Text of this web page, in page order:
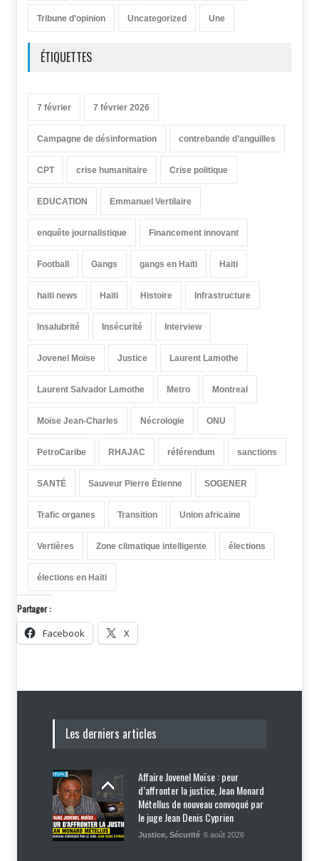
Tribune d’opinion Uncategorized Une
ÉTIQUETTES
7 février 7 février 2026
Campagne de désinformation contrebande d’anguilles
CPT crise humanitaire Crise politique
EDUCATION Emmanuel Vertilaire
enquête journalistique Financement innovant
Football Gangs gangs en Haïti Haiti
haiti news Haïti Histoire Infrastructure
Insalubrité Insécurité Interview
Jovenel Moïse Justice Laurent Lamothe
Laurent Salvador Lamothe Metro Montreal
Moïse Jean-Charles Nécrologie ONU
PetroCaribe RHAJAC référendum sanctions
SANTÉ Sauveur Pierre Étienne SOGENER
Trafic organes Transition Union africaine
Vertières Zone climatique intelligente élections
élections en Haïti
Partager :
Facebook X
Les derniers articles
Affaire Jovenel Moïse : peur
d’affronter la justice, Jean Monard
Métellus de nouveau convoqué par
le juge Jean Denis Cyprien
Justice, Sécurité 6 août 2026